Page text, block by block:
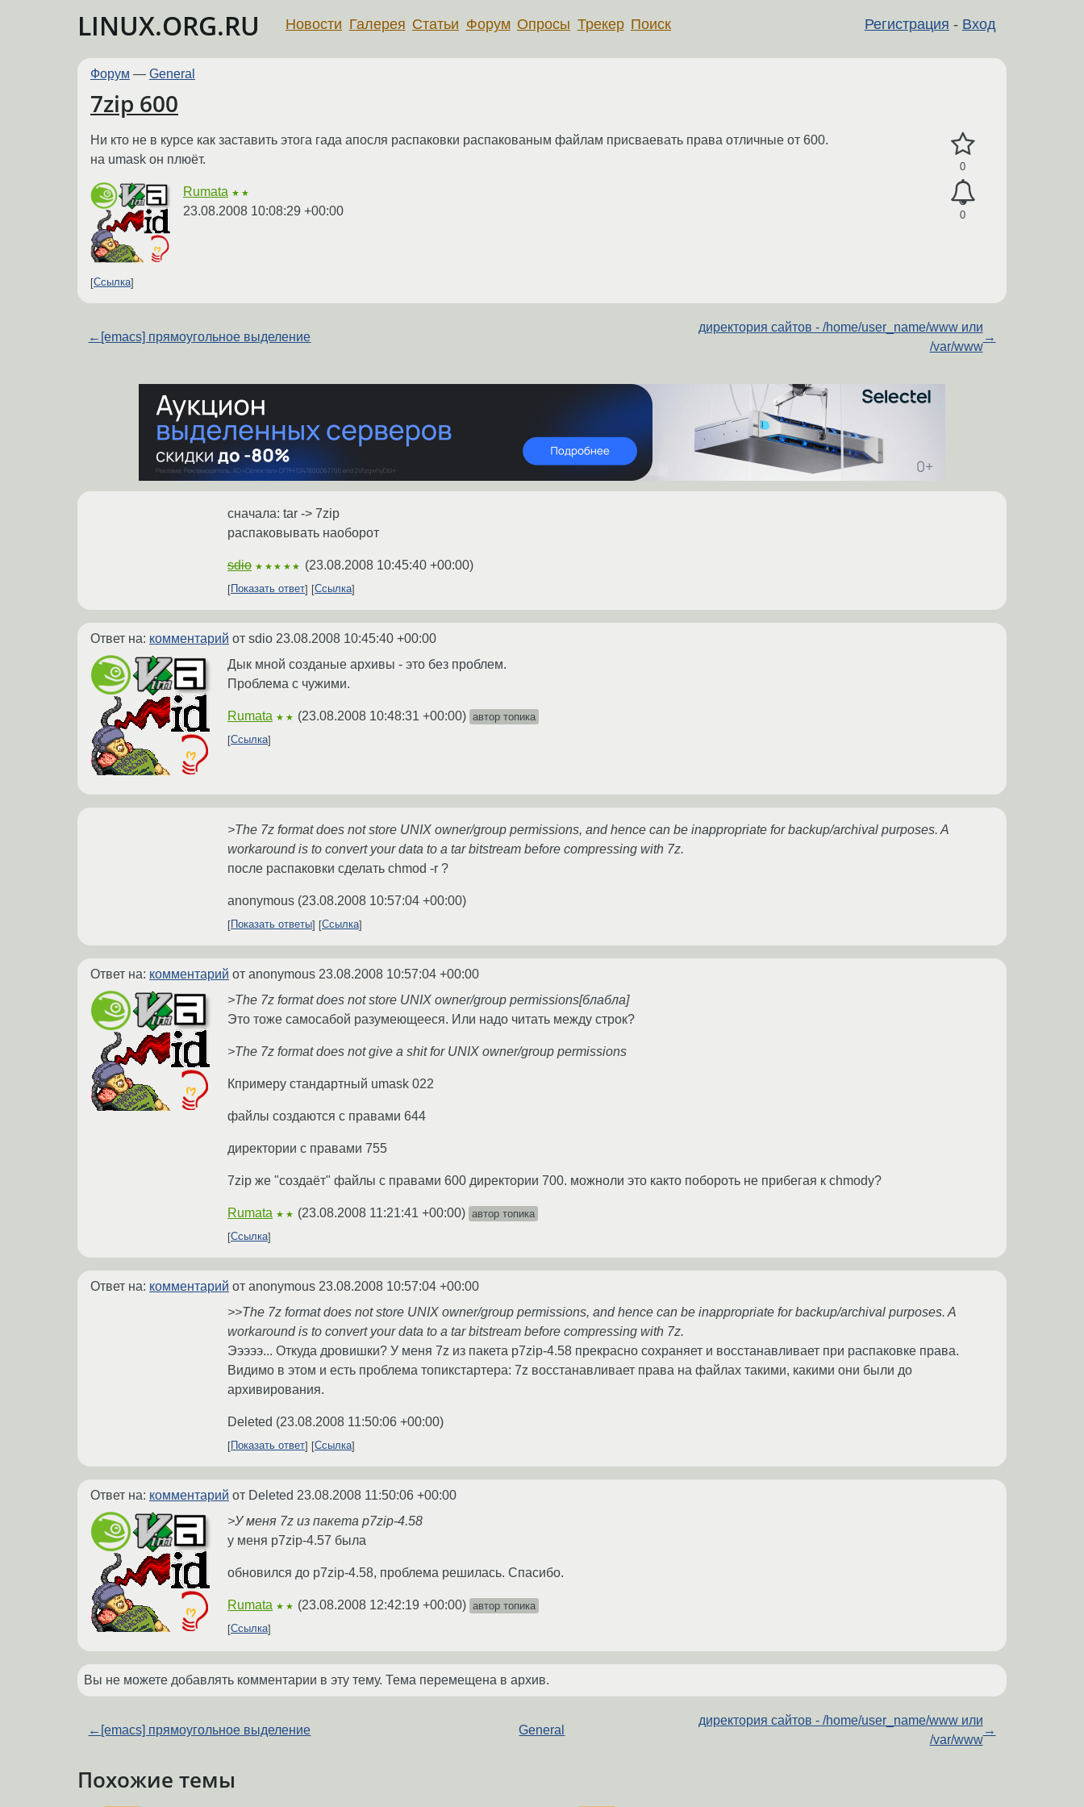
LINUX.ORG.RU Регистрация - Вход
Новости Галерея Статьи Форум Опросы Трекер Поиск
Форум — General
7zip 600
0
0
Ни кто не в курсе как заставить этога гада апосля распаковки распакованым файлам присваевать права отличные от 600.
на umask он плюёт.
Rumata ★★
23.08.2008 10:08:29 +00:00
Ссылка
← [emacs] прямоугольное выделение
директория сайтов - /home/user_name/www или
/var/www
→
сначала: tar -> 7zip
распаковывать наоборот
sdio ★★★★★ (23.08.2008 10:45:40 +00:00)
Показать ответ Ссылка
Ответ на: комментарий от sdio 23.08.2008 10:45:40 +00:00
Дык мной созданые архивы - это без проблем.
Проблема с чужими.
Rumata ★★ (23.08.2008 10:48:31 +00:00) автор топика
Ссылка
>The 7z format does not store UNIX owner/group permissions, and hence can be inappropriate for backup/archival purposes. A
workaround is to convert your data to a tar bitstream before compressing with 7z.
после распаковки сделать chmod -r ?
anonymous (23.08.2008 10:57:04 +00:00)
Показать ответы Ссылка
Ответ на: комментарий от anonymous 23.08.2008 10:57:04 +00:00
>The 7z format does not store UNIX owner/group permissions[блабла]
Это тоже самосабой разумеющееся. Или надо читать между строк?
>The 7z format does not give a shit for UNIX owner/group permissions
Кпримеру стандартный umask 022
файлы создаются с правами 644
директории с правами 755
7zip же "создаёт" файлы с правами 600 директории 700. можноли это както побороть не прибегая к chmodу?
Rumata ★★ (23.08.2008 11:21:41 +00:00) автор топика
Ссылка
Ответ на: комментарий от anonymous 23.08.2008 10:57:04 +00:00
>>The 7z format does not store UNIX owner/group permissions, and hence can be inappropriate for backup/archival purposes. A
workaround is to convert your data to a tar bitstream before compressing with 7z.
Эээээ... Откуда дровишки? У меня 7z из пакета p7zip-4.58 прекрасно сохраняет и восстанавливает при распаковке права.
Видимо в этом и есть проблема топикстартера: 7z восстанавливает права на файлах такими, какими они были до
архивирования.
Deleted (23.08.2008 11:50:06 +00:00)
Показать ответ Ссылка
Ответ на: комментарий от Deleted 23.08.2008 11:50:06 +00:00
>У меня 7z из пакета p7zip-4.58
у меня p7zip-4.57 была
обновился до p7zip-4.58, проблема решилась. Спасибо.
Rumata ★★ (23.08.2008 12:42:19 +00:00) автор топика
Ссылка
Вы не можете добавлять комментарии в эту тему. Тема перемещена в архив.
← [emacs] прямоугольное выделение General
директория сайтов - /home/user_name/www или
/var/www
→
Похожие темы